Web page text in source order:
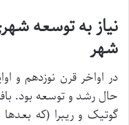
نیاز به توسعه
شهر
در اواخر قرن نوزدهم و
حال رشد و توسعه بود.
گوتیک و ریبرا (که